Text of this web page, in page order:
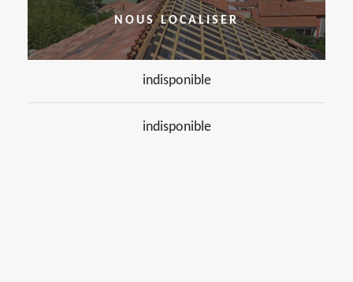
NOUS LOCALISER
indisponible
indisponible